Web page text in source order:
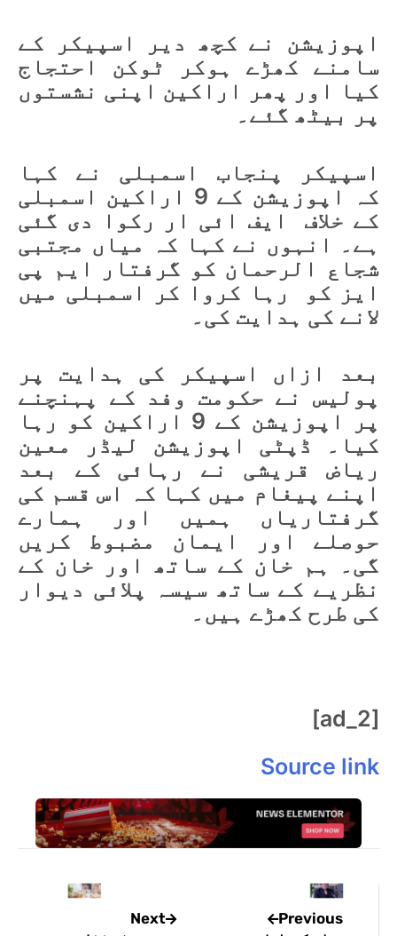
اپوزیشن نے کچھ دیر اسپیکر کے
سامنے کھڑے ہوکر ٹوکن احتجاج
کیا اور پھر اراکین اپنی نشستوں
پر بیٹھ گئے۔
اسپیکر پنجاب اسمبلی نے کہا
کہ اپوزیشن کے 9 اراکین اسمبلی
کے خلاف ایف ائی ار رکوا دی گئی
ہے۔ انہوں نے کہا کہ میاں مجتبی
شجاع الرحمان کو گرفتار ایم پی
ایز کو رہا کروا کر اسمبلی میں
لانے کی ہدایت کی۔
بعد ازاں اسپیکر کی ہدایت پر
پولیس نے حکومت وفد کے پہنچنے
پر اپوزیشن کے 9 اراکین کو رہا
کیا۔ ڈپٹی اپوزیشن لیڈر معین
ریاض قریشی نے رہائی کے بعد
اپنے پیغام میں کہا کہ اس قسم کی
گرفتاریاں ہمیں اور ہمارے
حوصلے اور ایمان مضبوط کریں
گی۔ ہم خان کے ساتھ اور خان کے
نظریے کے ساتھ سیسہ پلائی دیوار
کی طرح کھڑے ہیں۔
[ad_2]
Source link
Previous
Next